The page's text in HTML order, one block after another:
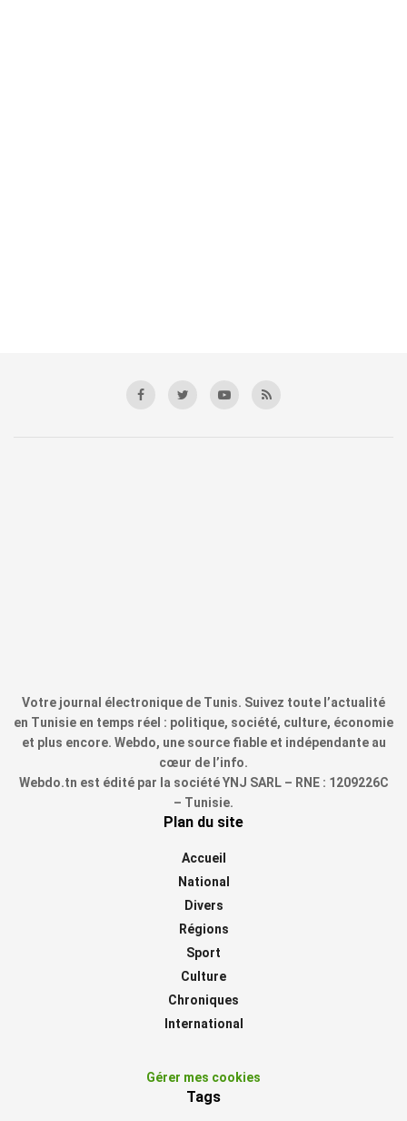
Votre journal électronique de Tunis. Suivez toute l’actualité
en Tunisie en temps réel : politique, société, culture, économie
et plus encore. Webdo, une source fiable et indépendante au
cœur de l’info.
Webdo.tn est édité par la société YNJ SARL – RNE : 1209226C
– Tunisie.
Plan du site
Accueil
National
Divers
Régions
Sport
Culture
Chroniques
International
Gérer mes cookies
Tags